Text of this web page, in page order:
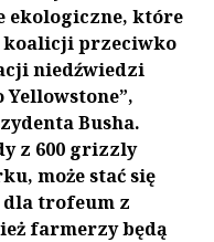
ekologiczne, które
koalicji przeciwko
niedźwiedzi
Busha.
z 600 grizzly
może stać się
dla trofeum z
farmerzy będą